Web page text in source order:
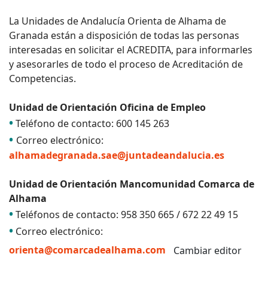
La Unidades de Andalucía Orienta de Alhama de
Granada están a disposición de todas las personas
interesadas en solicitar el ACREDITA, para informarles
y asesorarles de todo el proceso de Acreditación de
Competencias.
Unidad de Orientación Oficina de Empleo
• Teléfono de contacto: 600 145 263
• Correo electrónico:
alhamadegranada.sae@juntadeandalucia.es
Unidad de Orientación Mancomunidad Comarca de
Alhama
• Teléfonos de contacto: 958 350 665 / 672 22 49 15
• Correo electrónico:
orienta@comarcadealhama.com
Cambiar editor